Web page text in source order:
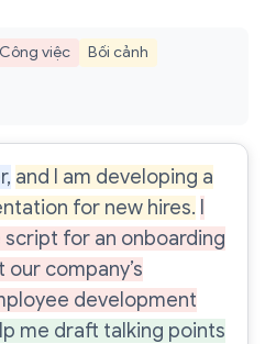
Công việc Bối cảnh
and I am developing a
for new hires. I
for an onboarding
company’s
development
me draft talking points